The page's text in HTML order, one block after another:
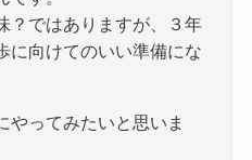
？ではありますが、３年
に向けてのいい準備にな
やってみたいと思いま